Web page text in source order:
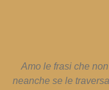
Amo le frasi che
neanche se le